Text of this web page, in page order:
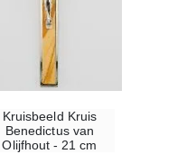
Kruisbeeld Kruis
Benedictus van
Olijfhout - 21 cm